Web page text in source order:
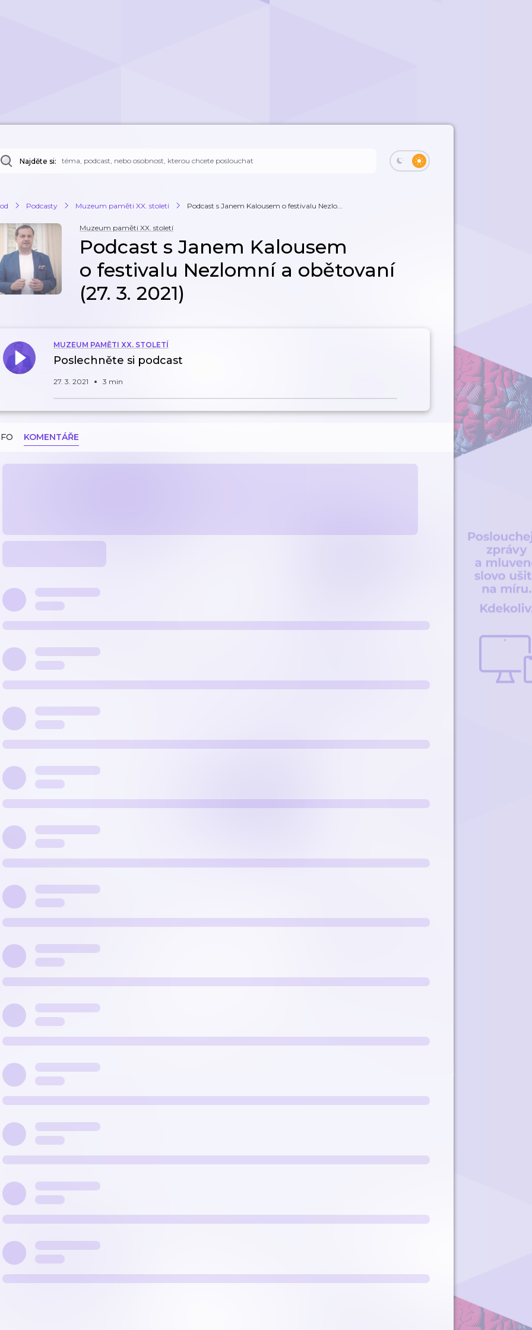
Najděte si:
Podcasty Muzeum paměti XX. století Podcast s Janem Kalousem o festivalu Nezlo...
Muzeum paměti XX. století
Podcast s Janem Kalousem
o festivalu Nezlomní a obětovaní
(27. 3. 2021)
MUZEUM PAMĚTI XX. STOLETÍ
Poslechněte si podcast
27. 3. 2021 3 min
KOMENTÁŘE